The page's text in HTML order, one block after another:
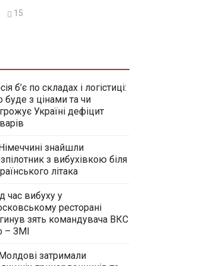
15
б’є по складах і логістиці:
буде з цінами та чи
Україні дефіцит
знайшли
з вибухівкою біля
літака
час вибуху у
ресторані
зять командувача ВКС
– ЗМІ
затримали